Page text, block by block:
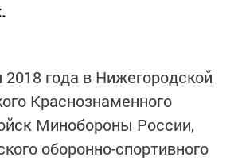
года в Нижегородской
Краснознаменного
Минобороны России,
оборонно-спортивного